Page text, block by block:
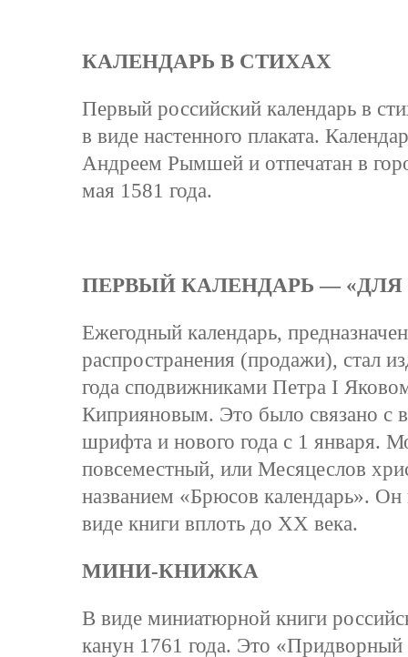
КАЛЕНДАРЬ В СТИХАХ
Первый российский календарь в
в виде настенного плаката.
Андреем Рымшей и отпечатан в
мая 1581 года.
ПЕРВЫЙ КАЛЕНДАРЬ — «ДЛЯ
Ежегодный календарь,
распространения (продажи), стал
года сподвижниками Петра I
Киприяновым. Это было связано с
шрифта и нового года с 1 января.
повсеместный, или Месяцеслов
названием «Брюсов календарь». Он
виде книги вплоть до XX века.
МИНИ-КНИЖКА
В виде миниатюрной книги
канун 1761 года. Это